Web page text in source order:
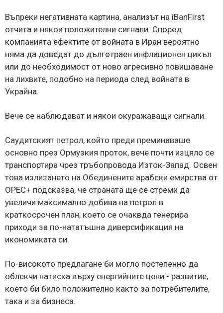
Въпреки негативната картина, анализът на iBanFirst
отчита и някои положителни сигнали. Според
компанията ефектите от войната в Иран вероятно
няма да доведат до дълготраен инфлационен цикъл
или до необходимост от ново агресивно повишаване
на лихвите, подобно на периода след войната в
Украйна.
Вече се наблюдават и някои окуражаващи сигнали.
Саудитският петрол, който преди преминаваше
основно през Ормузкия проток, вече почти изцяло се
транспортира чрез тръбопровода Изток-Запад. Освен
това излизането на Обединените арабски емирства от
OPEC+ подсказва, че страната ще се стреми да
увеличи максимално добива на петрол в
краткосрочен план, което се очаквда генерира
приходи за по-нататъшна диверсификация на
икономиката си.
По-високото предлагане би могло постепенно да
облекчи натиска върху енергийните цени - развитие,
което би било положително както за потребителите,
така и за бизнеса.